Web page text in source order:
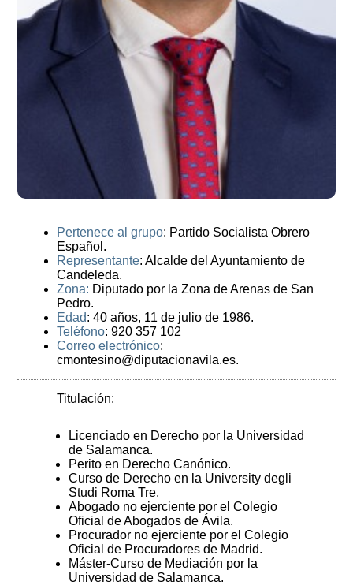
Pertenece al grupo: Partido Socialista Obrero
Español.
Representante: Alcalde del Ayuntamiento de
Candeleda.
Zona: Diputado por la Zona de Arenas de San
Pedro.
Edad: 40 años, 11 de julio de 1986.
Teléfono: 920 357 102
Correo electrónico:
cmontesino@diputacionavila.es.
Titulación:
Licenciado en Derecho por la Universidad
de Salamanca.
Perito en Derecho Canónico.
Curso de Derecho en la University degli
Studi Roma Tre.
Abogado no ejerciente por el Colegio
Oficial de Abogados de Ávila.
Procurador no ejerciente por el Colegio
Oficial de Procuradores de Madrid.
Máster-Curso de Mediación por la
Universidad de Salamanca.